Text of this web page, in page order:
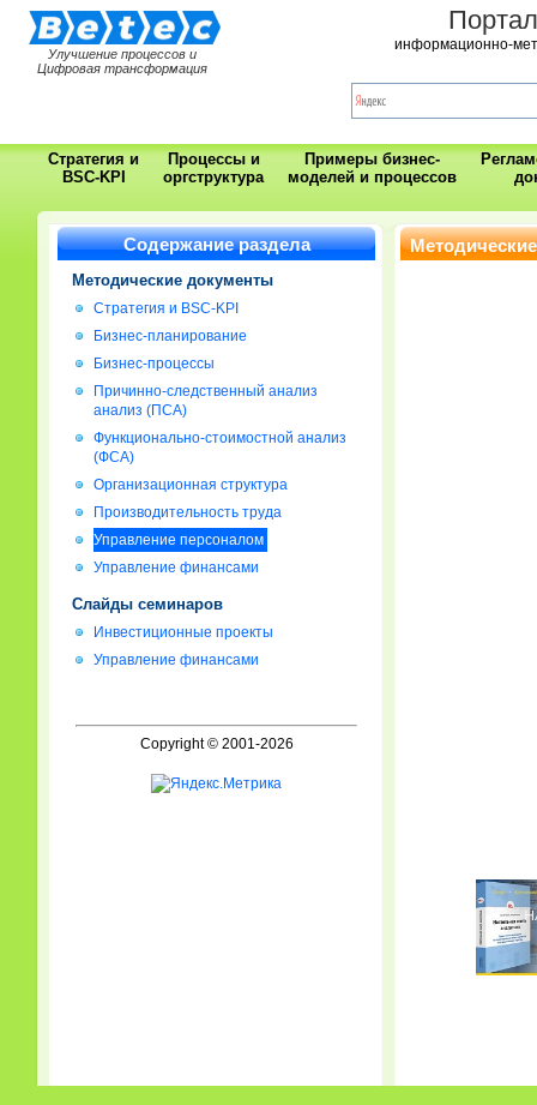
Улучшение процессов и
Цифровая трансформация
информационно-
Стратегия и
BSC-KPI
Процессы и
оргструктура
Примеры бизнес-
моделей и процессов
Содержание раздела
Методические документы
Стратегия и BSC-KPI
Бизнес-планирование
Бизнес-процессы
Причинно-следственный анализ
анализ (ПСА)
Функционально-стоимостной анализ
(ФСА)
Организационная структура
Производительность труда
Управление персоналом
Управление финансами
Слайды семинаров
Инвестиционные проекты
Управление финансами
Copyright © 2001-2026